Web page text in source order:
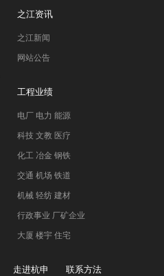
之江资讯
之江新闻
网站公告
工程业绩
电厂 电力 能源
科技 文教 医疗
化工 冶金 钢铁
交通 机场 铁道
机械 轻纺 建材
行政事业 厂矿企业
大厦 楼宇 住宅
走进杭申 联系方法